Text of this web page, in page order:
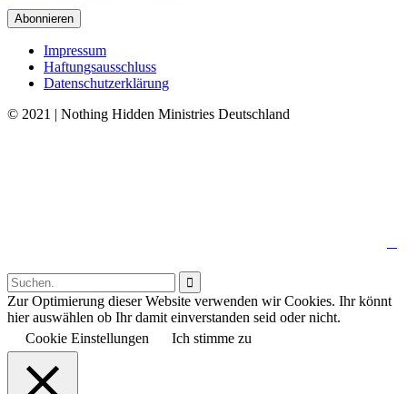
Impressum
Haftungsausschluss
Datenschutzerklärung
© 2021 | Nothing Hidden Ministries Deutschland

Zur Optimierung dieser Website verwenden wir Cookies. Ihr könnt
hier auswählen ob Ihr damit einverstanden seid oder nicht.
Cookie Einstellungen
Ich stimme zu